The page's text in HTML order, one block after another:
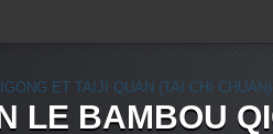
LE BAMBOU